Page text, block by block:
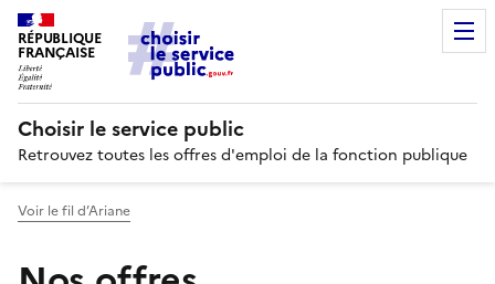
RÉPUBLIQUE
FRANÇAISE
Choisir le service public
Retrouvez toutes les offres d'emploi de la fonction publique
Voir le fil d’Ariane